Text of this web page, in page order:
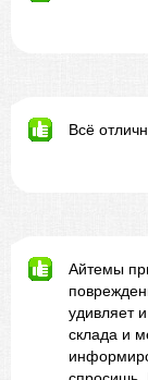
Всё
Айтемы
удивляет
склада и